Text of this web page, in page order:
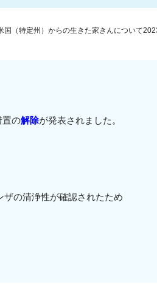
国（特定州）からの生きた家きんについて
置の解除が発表されました。
ザの清浄性が確認されたため